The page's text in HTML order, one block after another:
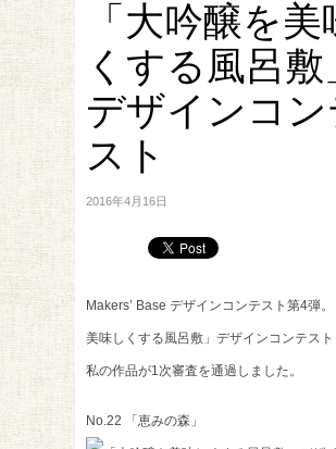
「大吟醸を美
くする風呂敷
デザインコン
スト
2016年4月16日
Makers’ Base デザインコンテスト第4弾
美味しくする風呂敷」デザインコンテスト
私の作品が1次審査を通過しました。
No.22 「恵みの森」